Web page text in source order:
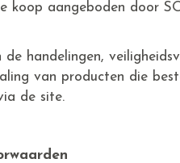
koop aangeboden door
de handelingen,
van producten die
de site.